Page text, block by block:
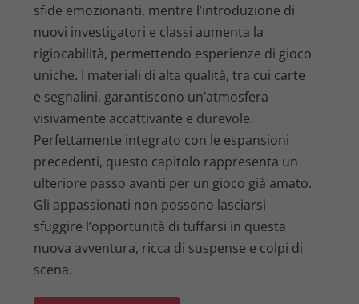
sfide emozionanti, mentre l’introduzione di
nuovi investigatori e classi aumenta la
rigiocabilità, permettendo esperienze di gioco
uniche. I materiali di alta qualità, tra cui carte
e segnalini, garantiscono un’atmosfera
visivamente accattivante e durevole.
Perfettamente integrato con le espansioni
precedenti, questo capitolo rappresenta un
ulteriore passo avanti per un gioco già amato.
Gli appassionati non possono lasciarsi
sfuggire l’opportunità di tuffarsi in questa
nuova avventura, ricca di suspense e colpi di
scena.